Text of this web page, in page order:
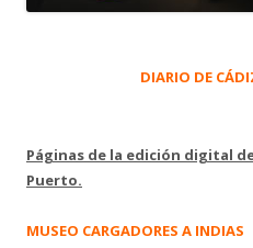
DIARIO DE
Páginas de la edición digital
Puerto.
MUSEO CARGADORES A INDIAS